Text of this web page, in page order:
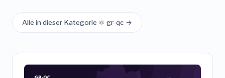
Alle in dieser Kategorie ⚛️ gr-qc →